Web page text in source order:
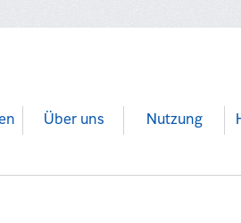
Über uns Nutzung